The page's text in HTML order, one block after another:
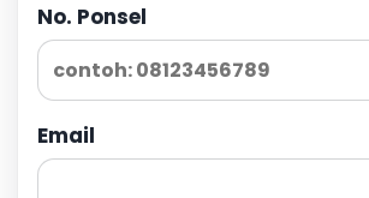
No. Ponsel
Email